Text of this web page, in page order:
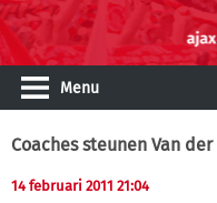
Menu
Coaches steunen Van
14 februari 2011 21:04